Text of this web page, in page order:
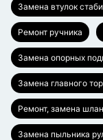
Замена втулок
Ремонт ручника
Замена опорных
Замена главного
Ремонт, замена
Замена пыльника